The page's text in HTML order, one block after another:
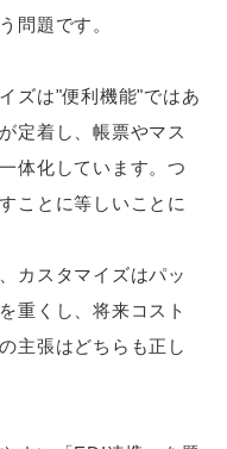
問題です。
ズは"便利機能"ではあ
定着し、帳票やマス
体化しています。つ
ことに等しいことに
カスタマイズはパッ
重くし、将来コスト
主張はどちらも正し